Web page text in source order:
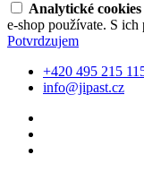
Analytické cookies
e-shop používate. S
Potvrdzujem
+420 495 215
info@jipast.cz